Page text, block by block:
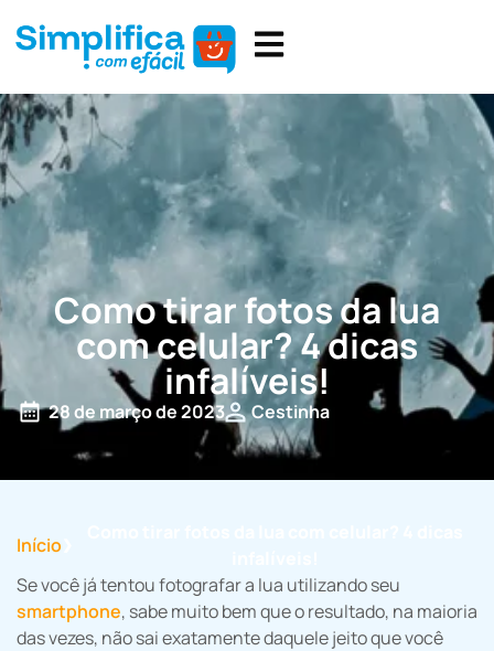
Como tirar fotos da lua
com celular? 4 dicas
infalíveis!
28 de março de 2023 Cestinha
Início
Se você já tentou fotografar a lua utilizando seu
smartphone, sabe muito bem que o resultado, na maioria
das vezes, não sai exatamente daquele jeito que você